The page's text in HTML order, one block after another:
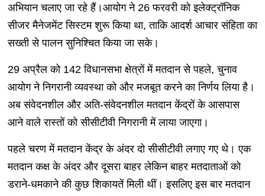
अभियान चलाए जा रहे हैं।आयोग ने 26 फरवरी को इलेक्ट्रॉनिक
सीजर मैनेजमेंट सिस्टम शुरू किया था, ताकि आदर्श आचार संहिता का
सख्ती से पालन सुनिश्चित किया जा सके।
29 अप्रैल को 142 विधानसभा क्षेत्रों में मतदान से पहले, चुनाव
आयोग ने निगरानी व्यवस्था को और मजबूत करने का निर्णय लिया है।
अब संवेदनशील और अति-संवेदनशील मतदान केंद्रों के आसपास
आने वाले रास्तों को सीसीटीवी निगरानी में लाया जाएगा।
पहले चरण में मतदान केंद्र के अंदर दो सीसीटीवी लगाए गए थे। एक
मतदान कक्ष के अंदर और दूसरा बाहर लेकिन बाहर मतदाताओं को
डराने-धमकाने की कुछ शिकायतें मिली थीं। इसलिए इस बार मतदान